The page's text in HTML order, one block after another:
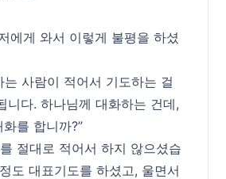
에게 와서 이렇게 불평을 하셨
는 사람이 적어서 기도하는 걸
니다. 하나님께 대화하는 건데,
를 합니까?”
절대로 적어서 하지 않으셨습
도 대표기도를 하셨고, 울면서